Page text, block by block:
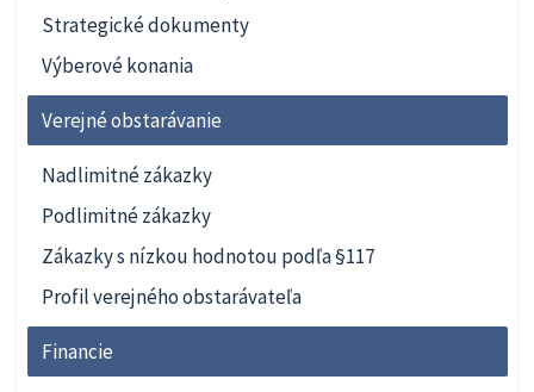
Strategické dokumenty
Výberové konania
Verejné obstarávanie
Nadlimitné zákazky
Podlimitné zákazky
Zákazky s nízkou hodnotou podľa §117
Profil verejného obstarávateľa
Financie